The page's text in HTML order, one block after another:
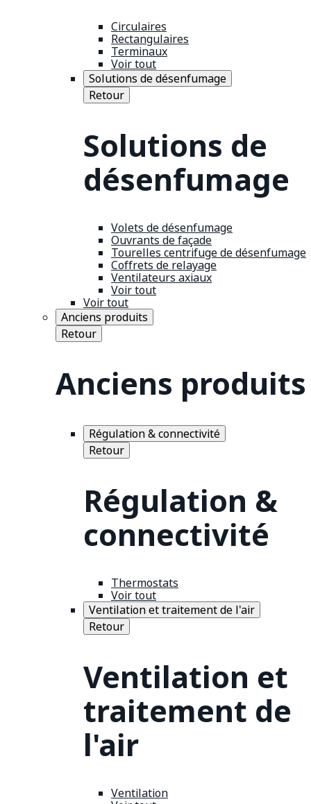
Circulaires
Rectangulaires
Terminaux
Voir tout
Solutions de désenfumage
Retour
Solutions de
désenfumage
Volets de désenfumage
Ouvrants de façade
Tourelles centrifuge de désenfumage
Coffrets de relayage
Ventilateurs axiaux
Voir tout
Voir tout
Anciens produits
Retour
Anciens produits
Régulation & connectivité
Retour
Régulation &
connectivité
Thermostats
Voir tout
Ventilation et traitement de l'air
Retour
Ventilation et
traitement de
l'air
Ventilation